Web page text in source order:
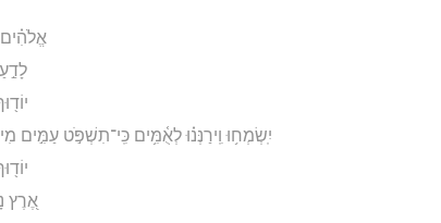
אֱלֹהִ֗ים
יִֽשְׂמְח֥וּ וִֽירַנְּנ֗וּ לְאֻ֫מִּ֥ים כִּֽי־תִשְׁפֹּ֣ט עַמִּ֣ים
אֶ֭רֶץ